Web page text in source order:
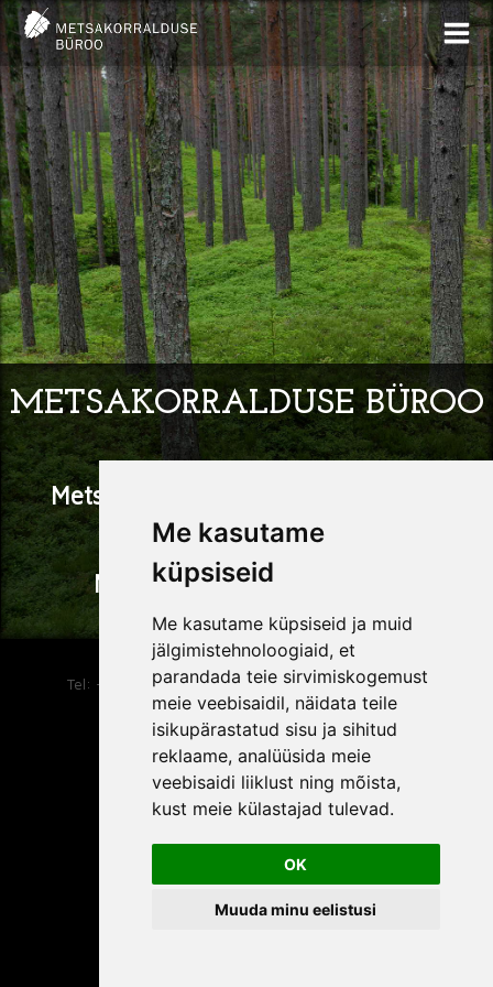
Me kasutame
küpsiseid
Me kasutame küpsiseid ja muid
jälgimistehnoloogiaid, et
parandada teie sirvimiskogemust
meie veebisaidil, näidata teile
isikupärastatud sisu ja sihitud
reklaame, analüüsida meie
veebisaidi liiklust ning mõista,
kust meie külastajad tulevad.
OK
Muuda minu eelistusi
METSAKORRALDUSE BÜROO
Metsamajanduskavade Koostamine
Metsakinnisvara Hindamine
METSAKORRALDUSE BÜROO OÜ
Tel: +372 3220833 metsakorraldus@metsakorraldus.ee
Update cookies preferences